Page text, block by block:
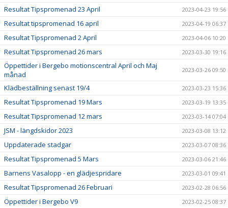
Resultat Tipspromenad 23 April 2023-04-23 19:56
Resultat tipspromenad 16 april 2023-04-19 06:37
Resultat Tipspromenad 2 April 2023-04-06 10:20
Resultat Tipspromenad 26 mars 2023-03-30 19:16
Öppettider i Bergebo motionscentral April och Maj
månad
2023-03-26 09:50
Klädbeställning senast 19/4 2023-03-23 15:36
Resultat Tipspromenad 19 Mars 2023-03-19 13:35
Resultat Tipspromenad 12 mars 2023-03-14 07:04
JSM - längdskidor 2023 2023-03-08 13:12
Uppdaterade stadgar 2023-03-07 08:36
Resultat Tipspromenad 5 Mars 2023-03-06 21:46
Barnens Vasalopp - en glädjespridare 2023-03-01 09:41
Resultat Tipspromenad 26 Februari 2023-02-28 06:56
Öppettider i Bergebo V9 2023-02-25 08:37